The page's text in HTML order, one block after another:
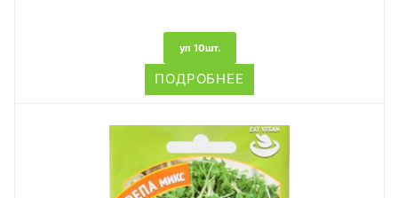
уп 10шт.
ПОДРОБНЕЕ